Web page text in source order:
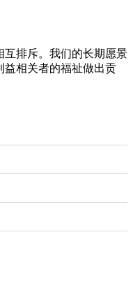
互排斥。我们的长期愿景
益相关者的福祉做出贡